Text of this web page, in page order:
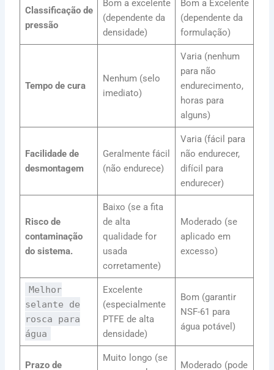
Classificação de
pressão
Bom a excelente
(dependente da
densidade)
Bom a Excelente
(dependente da
formulação)
Tempo de cura
Nenhum (selo
imediato)
Varia (nenhum
para não
endurecimento,
horas para
alguns)
Facilidade de
desmontagem
Geralmente fácil
(não endurece)
Varia (fácil para
não endurecer,
difícil para
endurecer)
Risco de
contaminação
do sistema.
Baixo (se a fita
de alta
qualidade for
usada
corretamente)
Moderado (se
aplicado em
excesso)
Melhor
selante de
rosca para
água
Excelente
(especialmente
PTFE de alta
densidade)
Bom (garantir
NSF-61 para
água potável)
Prazo de
Muito longo (se
Moderado (pode